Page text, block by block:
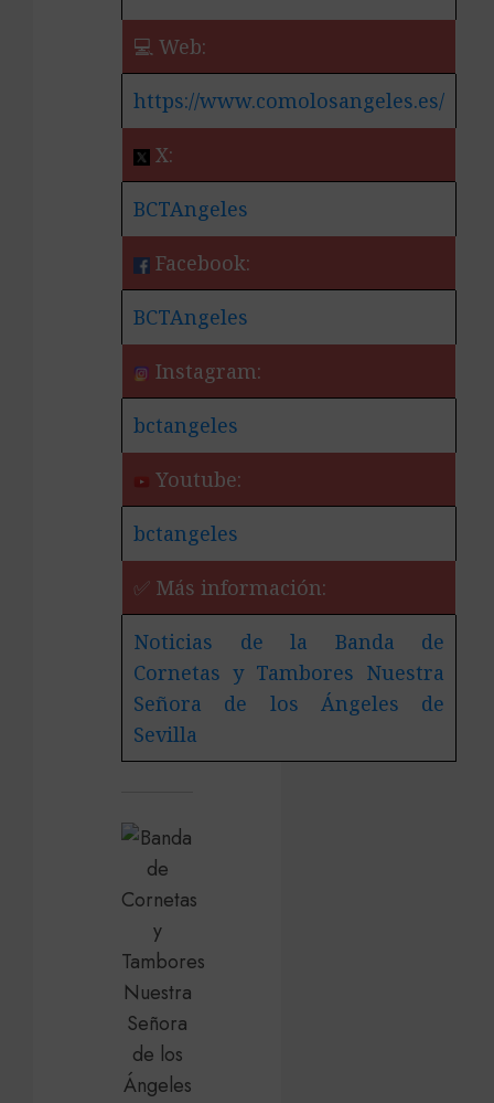
💻 Web:
https://www.comolosangeles.es/
X:
BCTAngeles
Facebook:
BCTAngeles
Instagram:
bctangeles
Youtube:
bctangeles
✅ Más información:
Noticias de la Banda de
Cornetas y Tambores Nuestra
Señora de los Ángeles de
Sevilla